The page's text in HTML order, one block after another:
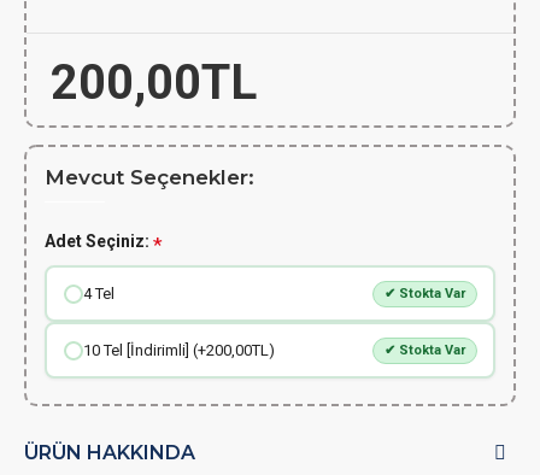
200,00TL
Mevcut Seçenekler:
Adet Seçiniz:
4 Tel ✔ Stokta Var
10 Tel [İndirimli] (+200,00TL) ✔ Stokta Var
ÜRÜN HAKKINDA